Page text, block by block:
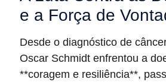
e a Força de
Desde o diagnóstico de
Oscar Schmidt enfrentou a
**coragem e resiliência**,